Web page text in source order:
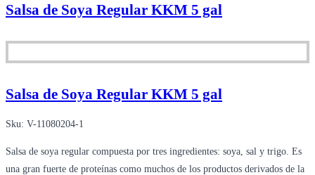
Salsa de Soya Regular KKM 5 gal
Salsa de Soya Regular KKM 5 gal
Sku: V-11080204-1
Salsa de soya regular compuesta por tres ingredientes: soya, sal y trigo. Es
una gran fuerte de proteínas como muchos de los productos derivados de la